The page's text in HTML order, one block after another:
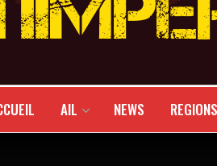
AIL NEWS REGIONS